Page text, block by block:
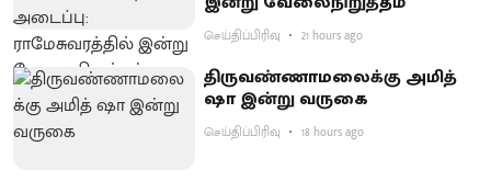
செய்திப்பிரிவு 21 hours ago
திருவண்ணாமலைக்கு அமித்
ஷா இன்று வருகை
செய்திப்பிரிவு 18 hours ago